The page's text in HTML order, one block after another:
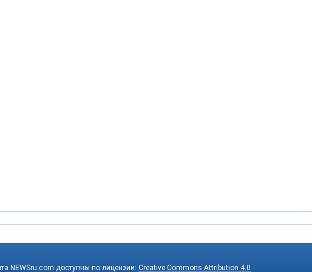
NEWSru.com доступны по лицензии: Creative Commons Attribution 4.0